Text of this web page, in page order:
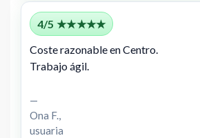
4/5 ★★★★★
Coste razonable en Centro.
Trabajo ágil.
—
Ona F.,
usuaria